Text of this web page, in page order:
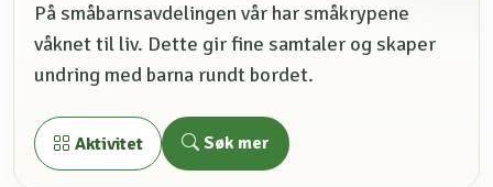
På småbarnsavdelingen vår har småkrypene
våknet til liv. Dette gir fine samtaler og skaper
undring med barna rundt bordet.
Aktivitet Søk mer